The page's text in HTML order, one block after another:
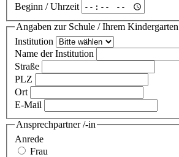
Beginn / Uhrzeit
Angaben zur Schule / Ihrem Kindergarten
Institution
Name der Institution
Straße
PLZ
Ort
E-Mail
Ansprechpartner /-in
Anrede
Frau